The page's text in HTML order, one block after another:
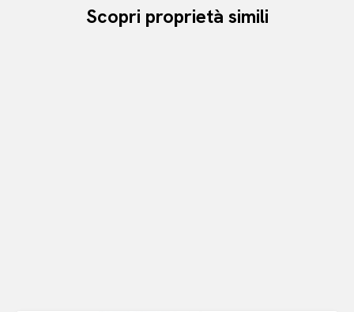
Scopri proprietà simili